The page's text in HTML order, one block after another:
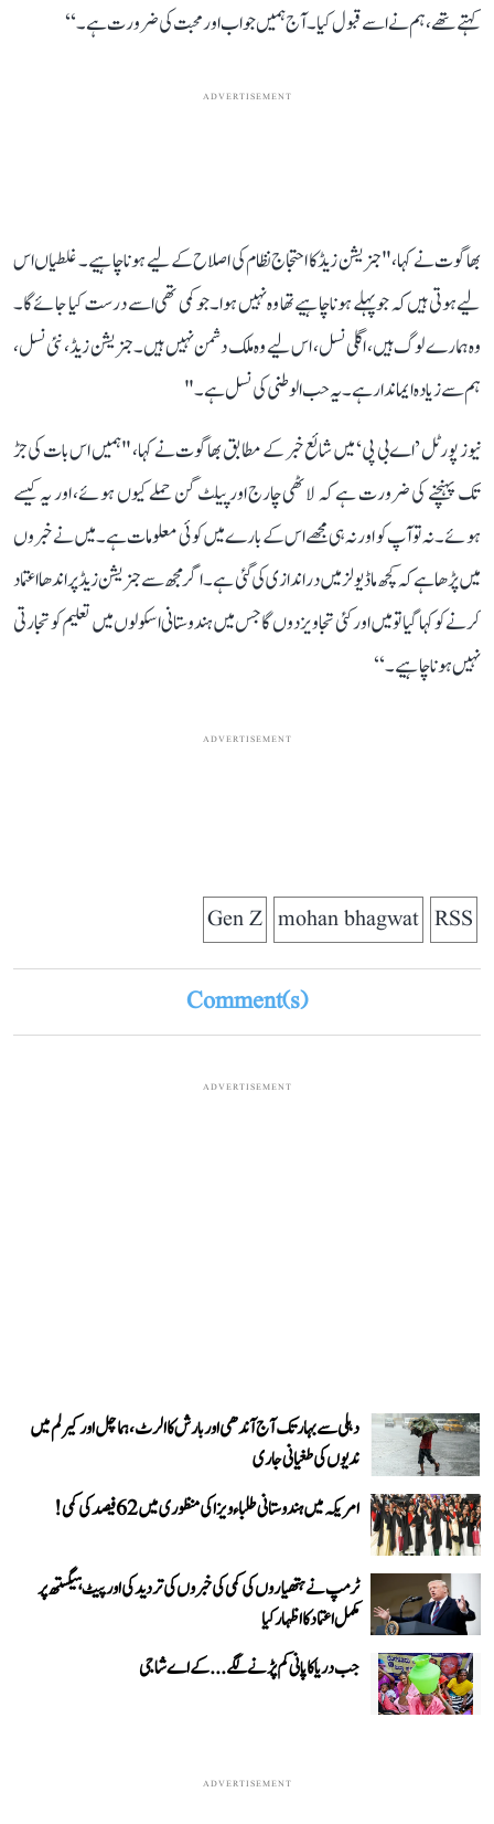
کہتے تھے، ہم نےاسے قبول کیا۔ آج ہمیں جواب اور محبت کی ضرورت ہے۔‘‘
ADVERTISEMENT
بھاگوت نے کہا، " جنریشن زیڈ کا احتجاج نظام کی اصلاح کے لیے ہونا چاہیے۔ غلطیاں اس
لیے ہوتی ہیں کہ جو پہلے ہونا چاہیے تھا وہ نہیں ہوا۔ جو کمی تھی اسے درست کیا جائے گا۔
وہ ہمارے لوگ ہیں، اگلی نسل، اس لیے وہ ملک دشمن نہیں ہیں۔ جنریشن زیڈ ، نئی نسل،
ہم سے زیادہ ایماندار ہے۔ یہ حب الوطنی کی نسل ہے۔"
نیوز پورٹل ’اے بی پی‘ میں شائع خبر کے مطابق بھاگوت نے کہا، "ہمیں اس بات کی جڑ
تک پہنچنے کی ضرورت ہے کہ لاٹھی چارج اور پیلٹ گن حملے کیوں ہوئے، اور یہ کیسے
ہوئے۔ نہ تو آپ کو اور نہ ہی مجھے اس کے بارے میں کوئی معلومات ہے۔ میں نے خبروں
میں پڑھا ہے کہ کچھ ماڈیولز میں دراندازی کی گئی ہے۔ اگر مجھ سے جنریشن زیڈ پر اندھا اعتماد
کرنے کو کہا گیا تو میں اور کئی تجاویز دوں گا جس میں ہندوستانی اسکولوں میں تعلیم کو تجارتی
نہیں ہونا چاہیے۔‘‘
ADVERTISEMENT
RSS
mohan bhagwat
Gen Z
Comment(s)
ADVERTISEMENT
دہلی سے بہار تک آج آندھی اور بارش کا الرٹ، ہماچل اور کیرلم میں
ندیوں کی طغیانی جاری
امریکہ میں ہندوستانی طلباء ویزا کی منظوری میں 62 فیصد کی کمی!
ٹرمپ نے ہتھیاروں کی کمی کی خبروں کی تردید کی اور پیٹ ہیگستھ پر
مکمل اعتماد کا اظہار کیا
جب دریا کا پانی کم پڑنے لگے...کے اے شاجی
ADVERTISEMENT